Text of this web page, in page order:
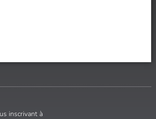
inscrivant à